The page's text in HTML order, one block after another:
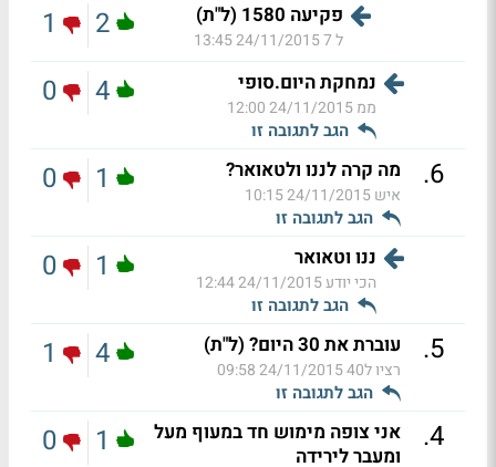
פקיעה 1580 (ל"ת)
ל 7 24/11/2015 13:45
2
1
נמחקת היום.סופי
ממ24/11/2015 12:00
הגב לתגובה זו
4
0
6
. מה קרה לננו ולטאואר?
איש24/11/2015 10:15
הגב לתגובה זו
1
0
ננו וטאואר
הכי יודע24/11/2015 12:44
הגב לתגובה זו
1
0
5
. עוברת את 30 היום? (ל"ת)
רציו ל40 24/11/2015 09:58
הגב לתגובה זו
4
1
4
.
אני צופה מימוש חד במעוף מעל
ומעבר לירידה
1
0